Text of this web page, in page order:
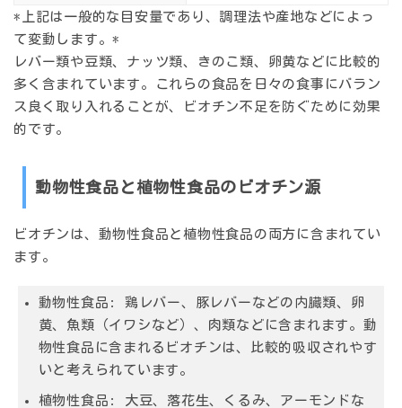
*上記は一般的な目安量であり、調理法や産地などによっ
て変動します。*
レバー類や豆類、ナッツ類、きのこ類、卵黄などに比較的
多く含まれています。これらの食品を日々の食事にバラン
ス良く取り入れることが、ビオチン不足を防ぐために効果
的です。
動物性食品と植物性食品のビオチン源
ビオチンは、動物性食品と植物性食品の両方に含まれてい
ます。
動物性食品:
鶏レバー、豚レバーなどの内臓類、卵
黄、魚類（イワシなど）、肉類などに含まれます。動
物性食品に含まれるビオチンは、比較的吸収されやす
いと考えられています。
植物性食品:
大豆、落花生、くるみ、アーモンドな